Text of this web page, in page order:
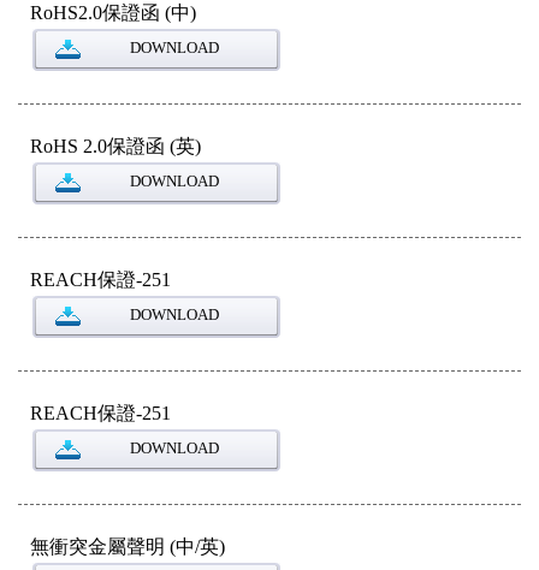
RoHS2.0保證函 (中)
DOWNLOAD
RoHS 2.0保證函 (英)
DOWNLOAD
REACH保證-251
DOWNLOAD
REACH保證-251
DOWNLOAD
無衝突金屬聲明 (中/英)